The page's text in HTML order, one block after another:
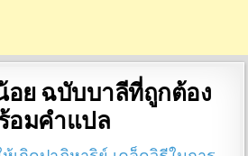
ย ฉบับบาลีที่ถูกต้อง
อมคำแปล